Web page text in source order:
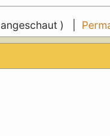
angeschaut ) |